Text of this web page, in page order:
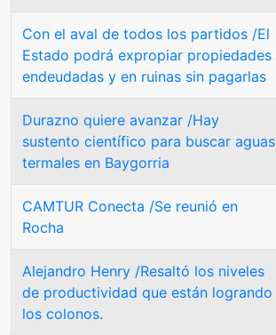
Con el aval de todos los partidos /El
Estado podrá expropiar propiedades
endeudadas y en ruinas sin pagarlas
Durazno quiere avanzar /Hay
sustento científico para buscar aguas
termales en Baygorria
CAMTUR Conecta /Se reunió en
Rocha
Alejandro Henry /Resaltó los niveles
de productividad que están logrando
los colonos.